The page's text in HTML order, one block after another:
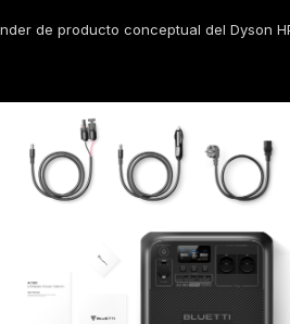
de producto conceptual del Dyson